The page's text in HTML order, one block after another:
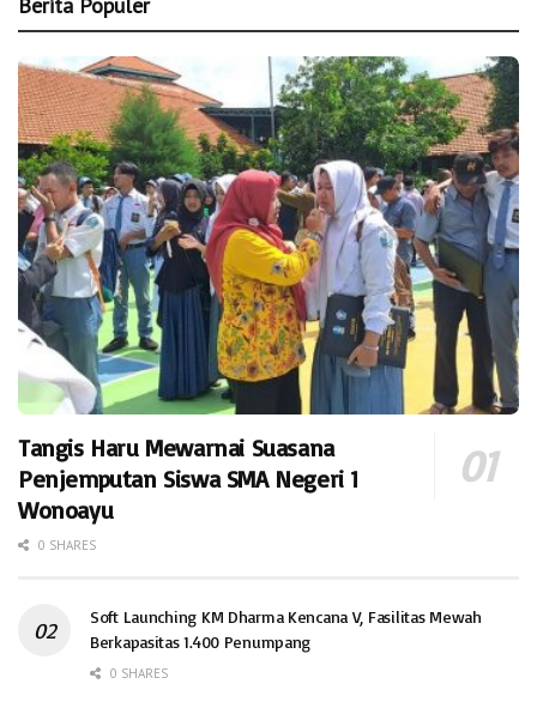
Berita Populer
Tangis Haru Mewarnai Suasana
Penjemputan Siswa SMA Negeri 1
Wonoayu
0 SHARES
Soft Launching KM Dharma Kencana V, Fasilitas Mewah
Berkapasitas 1.400 Penumpang
0 SHARES